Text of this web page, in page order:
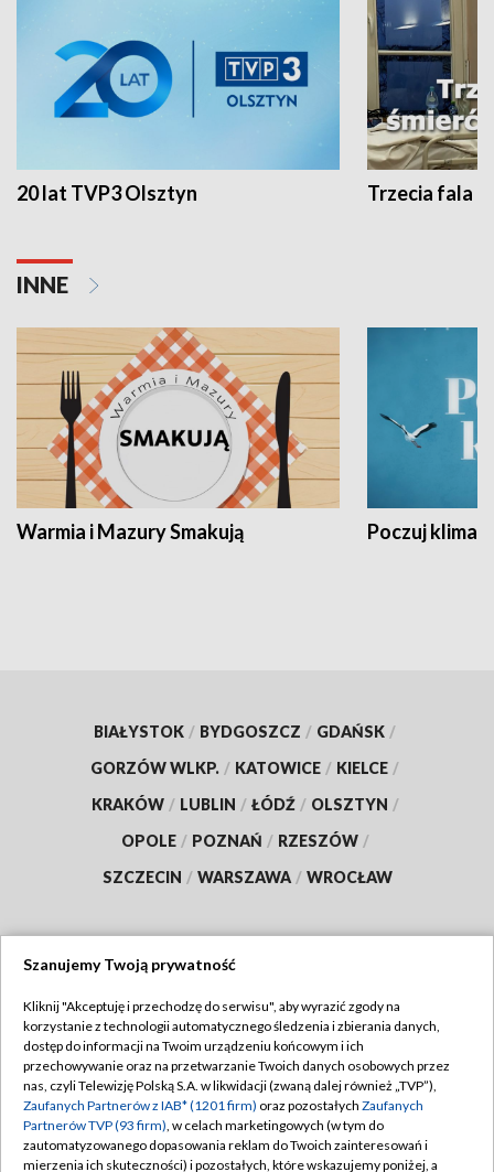
20 lat TVP3 Olsztyn Trzecia fala -
INNE
Warmia i Mazury Smakują Poczuj klimat
BIAŁYSTOK / BYDGOSZCZ / GDAŃSK /
GORZÓW WLKP. / KATOWICE / KIELCE /
KRAKÓW / LUBLIN / ŁÓDŹ / OLSZTYN /
OPOLE / POZNAŃ / RZESZÓW /
SZCZECIN / WARSZAWA / WROCŁAW
TVP
Abonament TVP
Emisja w TVP
Centrum informacji TVP
Regulamin TVP
Polityka prywatności
Moje zgody
Szanujemy Twoją prywatność
Kliknij "Akceptuję i przechodzę do serwisu", aby wyrazić zgody na
korzystanie z technologii automatycznego śledzenia i zbierania danych,
dostęp do informacji na Twoim urządzeniu końcowym i ich
przechowywanie oraz na przetwarzanie Twoich danych osobowych przez
nas, czyli Telewizję Polską S.A. w likwidacji (zwaną dalej również „TVP”),
Zaufanych Partnerów z IAB* (1201 firm) oraz pozostałych Zaufanych
Partnerów TVP (93 firm), w celach marketingowych (w tym do
zautomatyzowanego dopasowania reklam do Twoich zainteresowań i
mierzenia ich skuteczności) i pozostałych, które wskazujemy poniżej, a